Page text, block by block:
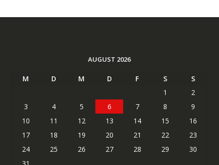
AUGUST 2026
M D M D F S
S
1
2
3
4 5 6 7 8
9
10
11 12 13 14 15
16
17
18 19 20 21 22
23
24
25 26 27 28 29
30
31